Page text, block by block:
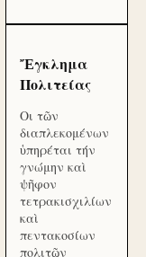
Ἔγκλημα
Πολιτείας
Οι τῶν
διαπλεκομένων
ὑπηρέται τήν
γνώμην καὶ
ψῆφον
τετρακισχιλίων
καὶ
πεντακοσίων
πολιτῶν